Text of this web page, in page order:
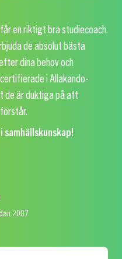
en riktigt bra studiecoach.
de absolut bästa
dina behov och
i Allakando-
de är duktiga på att
2007